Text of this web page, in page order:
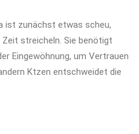
ist zunächst etwas scheu,
streicheln. Sie benötigt
Eingewöhnung, um Vertrauen
Ktzen entschweidet die